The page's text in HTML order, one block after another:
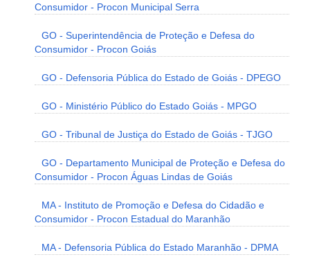
Consumidor - Procon Municipal Serra
GO - Superintendência de Proteção e Defesa do
Consumidor - Procon Goiás
GO - Defensoria Pública do Estado de Goiás - DPEGO
GO - Ministério Público do Estado Goiás - MPGO
GO - Tribunal de Justiça do Estado de Goiás - TJGO
GO - Departamento Municipal de Proteção e Defesa do
Consumidor - Procon Águas Lindas de Goiás
MA - Instituto de Promoção e Defesa do Cidadão e
Consumidor - Procon Estadual do Maranhão
MA - Defensoria Pública do Estado Maranhão - DPMA